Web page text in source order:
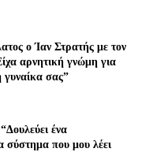
ο Ίαν Στρατής με τον
αρνητική γνώμη για
σας”
ένα
σύστημα που μου λέει